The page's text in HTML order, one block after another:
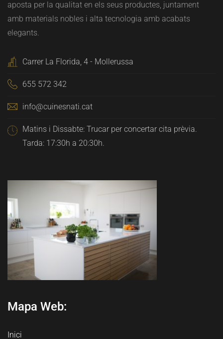
aposta per la qualitat en els seus productes, juntament
amb materials nobles i alta tecnologia amb acabats
elegants.
Carrer La Florida, 4 - Mollerussa
655 572 342
info@cuinesnati.cat
Matins i Dissabte: Trucar per concertar cita prèvia.
Tarda: 17:30h a 20:30h.
Mapa Web:
Inici